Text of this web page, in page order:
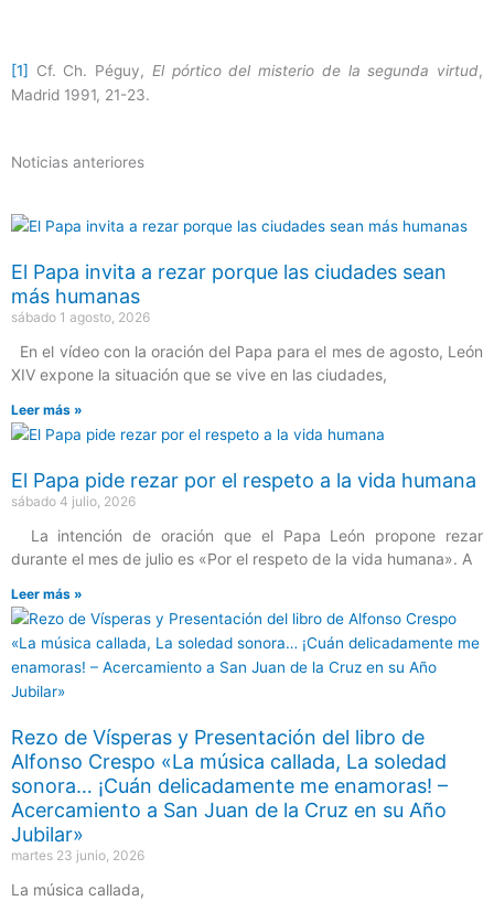
[1] Cf. Ch. Péguy, El pórtico del misterio de la segunda virtud,
Madrid 1991, 21-23.
Noticias anteriores
El Papa invita a rezar porque las ciudades sean
más humanas
sábado 1 agosto, 2026
En el vídeo con la oración del Papa para el mes de agosto, León
XIV expone la situación que se vive en las ciudades,
Leer más »
El Papa pide rezar por el respeto a la vida humana
sábado 4 julio, 2026
La intención de oración que el Papa León propone rezar
durante el mes de julio es «Por el respeto de la vida humana». A
Leer más »
Rezo de Vísperas y Presentación del libro de
Alfonso Crespo «La música callada, La soledad
sonora… ¡Cuán delicadamente me enamoras! –
Acercamiento a San Juan de la Cruz en su Año
Jubilar»
martes 23 junio, 2026
La música callada,